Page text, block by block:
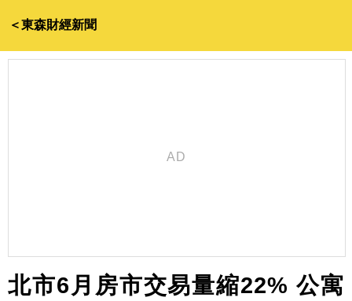
＜東森財經新聞
北市6月房市交易量縮22% 公寓